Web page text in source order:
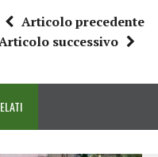
Articolo precedente
successivo